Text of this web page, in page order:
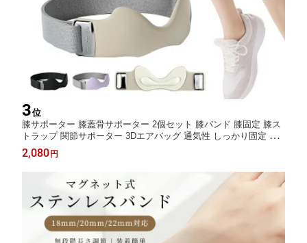
3位
膝サポーター 膝蓋骨サポーター 2個セット 膝バンド 膝固定 膝ス
トラップ 関節サポーター 3Dエアバッグ 通気性 しっかり固定 シ
リコン 放熱スリット 左右兼用 男女兼用 ウォーキング/ランニン
グ/バドミントン/テニス/縄跳び/有酸素運動/長時間の立ち/日常生
2,080 円